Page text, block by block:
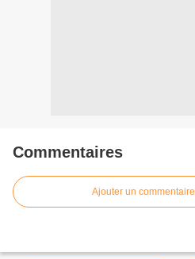
Commentaires
Ajouter un commentaire